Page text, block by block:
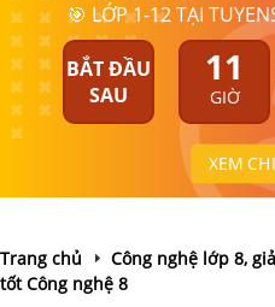
🎯 LỚP 1-12 TẠI
BẮT ĐẦU
SAU
11
GIỜ
XEM
Trang chủ
Công nghệ lớp 8,
tốt Công nghệ 8